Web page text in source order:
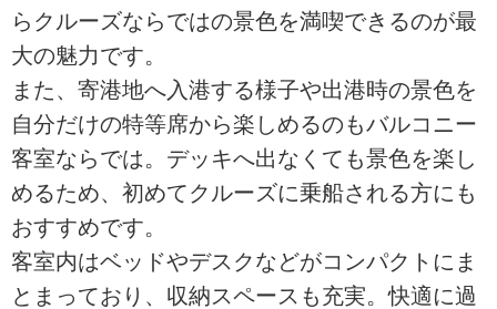
らクルーズならではの景色を満喫できるのが最
大の魅力です。
また、寄港地へ入港する様子や出港時の景色を
自分だけの特等席から楽しめるのもバルコニー
客室ならでは。デッキへ出なくても景色を楽し
めるため、初めてクルーズに乗船される方にも
おすすめです。
客室内はベッドやデスクなどがコンパクトにま
とまっており、収納スペースも充実。快適に過